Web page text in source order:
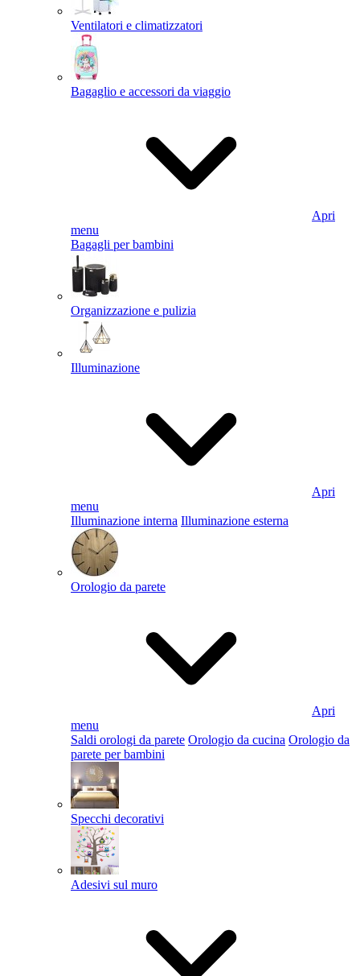
Ventilatori e climatizzatori
Bagaglio e accessori da viaggio
Apri
menu
Bagagli per bambini
Organizzazione e pulizia
Illuminazione
Apri
menu
Illuminazione interna Illuminazione esterna
Orologio da parete
Apri
menu
Saldi orologi da parete Orologio da cucina Orologio da
parete per bambini
Specchi decorativi
Adesivi sul muro